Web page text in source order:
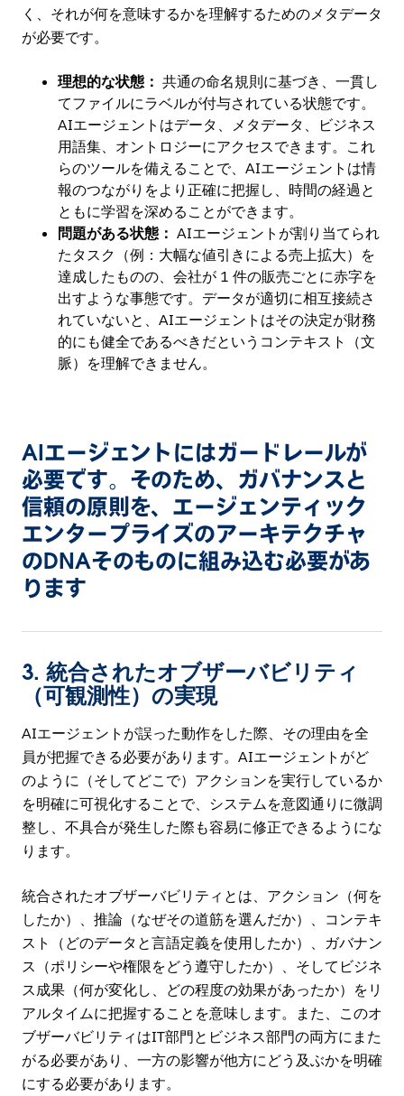
く、それが何を意味するかを理解するためのメタデータ
が必要です。
理想的な状態： 共通の命名規則に基づき、一貫し
てファイルにラベルが付与されている状態です。
AIエージェントはデータ、メタデータ、ビジネス
用語集、オントロジーにアクセスできます。これ
らのツールを備えることで、AIエージェントは情
報のつながりをより正確に把握し、時間の経過と
ともに学習を深めることができます。
問題がある状態： AIエージェントが割り当てられ
たタスク（例：大幅な値引きによる売上拡大）を
達成したものの、会社が 1 件の販売ごとに赤字を
出すような事態です。データが適切に相互接続さ
れていないと、AIエージェントはその決定が財務
的にも健全であるべきだというコンテキスト（文
脈）を理解できません。
AIエージェントにはガードレールが
必要です。そのため、ガバナンスと
信頼の原則を、エージェンティック
エンタープライズのアーキテクチャ
のDNAそのものに組み込む必要があ
ります
3. 統合されたオブザーバビリティ
（可観測性）の実現
AIエージェントが誤った動作をした際、その理由を全
員が把握できる必要があります。AIエージェントがど
のように（そしてどこで）アクションを実行しているか
を明確に可視化することで、システムを意図通りに微調
整し、不具合が発生した際も容易に修正できるようにな
ります。
統合されたオブザーバビリティとは、アクション（何を
したか）、推論（なぜその道筋を選んだか）、コンテキ
スト（どのデータと言語定義を使用したか）、ガバナン
ス（ポリシーや権限をどう遵守したか）、そしてビジネ
ス成果（何が変化し、どの程度の効果があったか）をリ
アルタイムに把握することを意味します。また、このオ
ブザーバビリティはIT部門とビジネス部門の両方にまた
がる必要があり、一方の影響が他方にどう及ぶかを明確
にする必要があります。